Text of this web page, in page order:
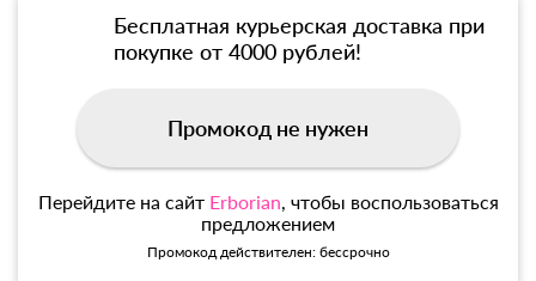
Бесплатная курьерская доставка при
покупке от 4000 рублей!
Промокод не нужен
Перейдите на сайт Erborian , чтобы воспользоваться
предложением
Промокод действителен: бессрочно